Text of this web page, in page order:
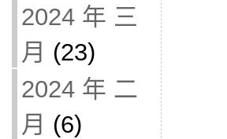
2024 年 三
月 (23)
2024 年 二
月 (6)